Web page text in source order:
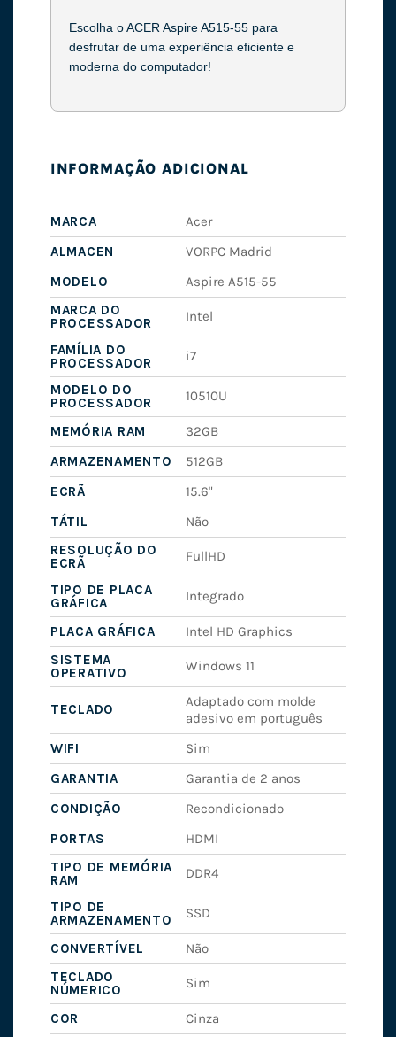
Escolha o ACER Aspire A515-55 para
desfrutar de uma experiência eficiente e
moderna do computador!
INFORMAÇÃO ADICIONAL
MARCA
Acer
ALMACEN
VORPC Madrid
MODELO
Aspire A515-55
MARCA DO
PROCESSADOR
Intel
FAMÍLIA DO
PROCESSADOR
i7
MODELO DO
PROCESSADOR
10510U
MEMÓRIA RAM
32GB
ARMAZENAMENTO
512GB
ECRÃ
15.6"
TÁTIL
Não
RESOLUÇÃO DO
ECRÃ
FullHD
TIPO DE PLACA
GRÁFICA
Integrado
PLACA GRÁFICA
Intel HD Graphics
SISTEMA
OPERATIVO
Windows 11
TECLADO
Adaptado com molde
adesivo em português
WIFI
Sim
GARANTIA
Garantia de 2 anos
CONDIÇÃO
Recondicionado
PORTAS
HDMI
TIPO DE MEMÓRIA
RAM
DDR4
TIPO DE
ARMAZENAMENTO
SSD
CONVERTÍVEL
Não
TECLADO
NÚMERICO
Sim
COR
Cinza